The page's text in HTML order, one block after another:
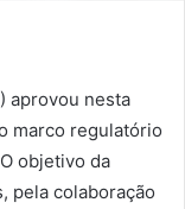
aprovou nesta
marco regulatório
objetivo da
pela colaboração